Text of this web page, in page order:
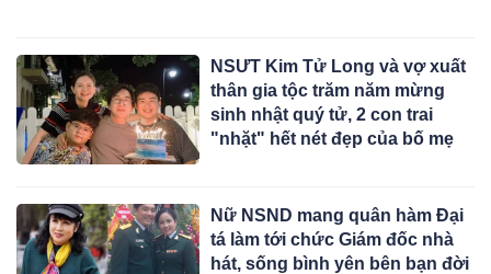
NSƯT Kim Tử Long và vợ xuất
thân gia tộc trăm năm mừng
sinh nhật quý tử, 2 con trai
"nhặt" hết nét đẹp của bố mẹ
Nữ NSND mang quân hàm Đại
tá làm tới chức Giám đốc nhà
hát, sống bình yên bên bạn đời